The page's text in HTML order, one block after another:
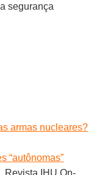
segurança
armas nucleares?
“autônomas”
Revista IHU On-